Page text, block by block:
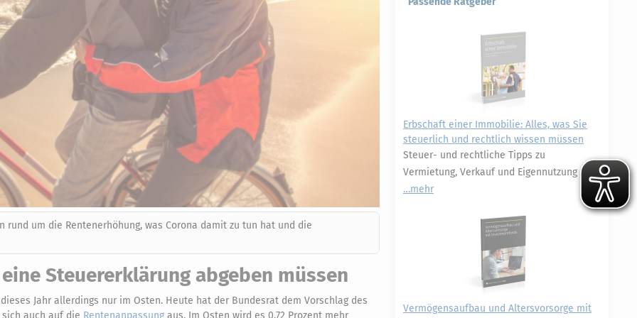
rund um die Rentenerhöhung, was Corona damit zu tun hat und die
Steuererklärung abgeben müssen
Jahr allerdings nur im Osten. Heute hat der Bundesrat dem Vorschlag des
auch auf die Rentenanpassung aus. Im Osten wird es 0,72 Prozent mehr
Erbschaft einer Immobilie: Alles, was Sie
steuerlich und rechtlich wissen müssen
Steuer- und rechtliche Tipps zu
Vermietung, Verkauf und Eigennutzung
mehr
Vermögensaufbau und Altersvorsorge mit